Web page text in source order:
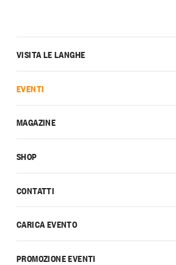
CONTATTI
CARICA EVENTO
PROMOZIONE EVENTI
VISITA LE LANGHE
EVENTI
MAGAZINE
SHOP